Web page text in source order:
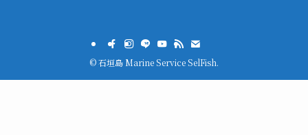
©石垣島 Marine Service SelFish.